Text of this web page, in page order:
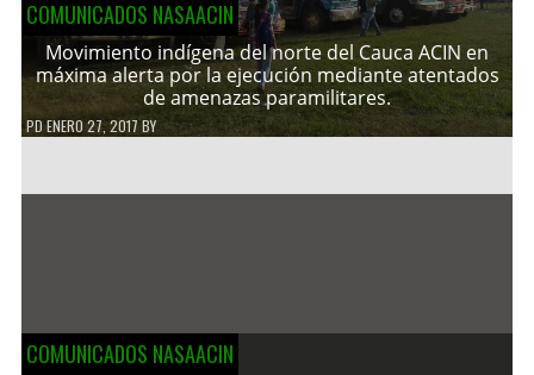
COMUNICADOS NASAACIN
Movimiento indígena del norte del Cauca ACIN en
máxima alerta por la ejecución mediante atentados
de amenazas paramilitares.
PDENERO 27, 2017 BY
COMUNICADOS NASAACIN